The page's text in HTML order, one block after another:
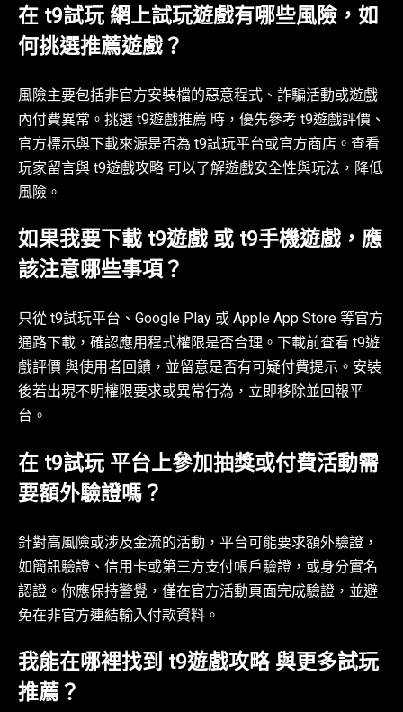
在 t9試玩 網上試玩遊戲有哪些風險，如
何挑選推薦遊戲？
風險主要包括非官方安裝檔的惡意程式、詐騙活動或遊戲
內付費異常。挑選 t9遊戲推薦 時，優先參考 t9遊戲評價、
官方標示與下載來源是否為 t9試玩平台或官方商店。查看
玩家留言與 t9遊戲攻略 可以了解遊戲安全性與玩法，降低
風險。
如果我要下載 t9遊戲 或 t9手機遊戲，應
該注意哪些事項？
只從 t9試玩平台、Google Play 或 Apple App Store 等官方
通路下載，確認應用程式權限是否合理。下載前查看 t9遊
戲評價 與使用者回饋，並留意是否有可疑付費提示。安裝
後若出現不明權限要求或異常行為，立即移除並回報平
台。
在 t9試玩 平台上參加抽獎或付費活動需
要額外驗證嗎？
針對高風險或涉及金流的活動，平台可能要求額外驗證，
如簡訊驗證、信用卡或第三方支付帳戶驗證，或身分實名
認證。你應保持警覺，僅在官方活動頁面完成驗證，並避
免在非官方連結輸入付款資料。
我能在哪裡找到 t9遊戲攻略 與更多試玩
推薦？